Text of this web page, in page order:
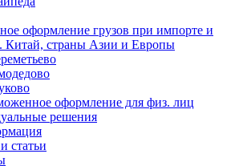
оформление грузов при импорте и
Китай, страны Азии и Европы
оформление для физ. лиц
решения
статьи